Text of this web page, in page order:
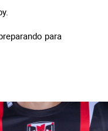
para